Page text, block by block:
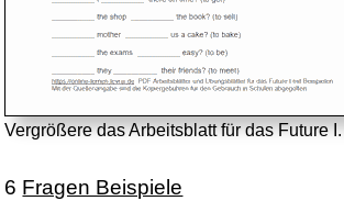
Vergrößere das Arbeitsblatt für das Future I.
6 Fragen Beispiele